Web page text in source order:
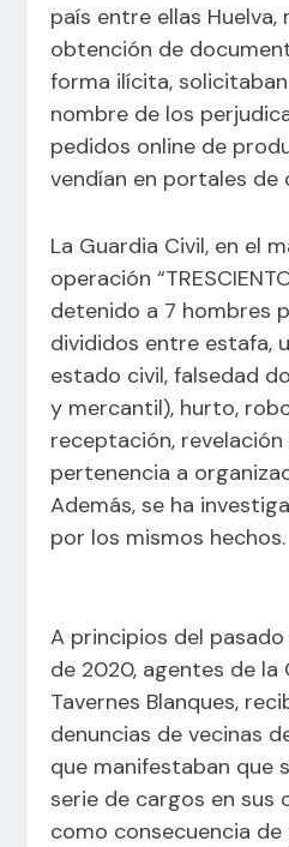
país entre ellas Huelva,
obtención de
forma ilícita,
nombre de los
pedidos online de
vendían en portales de
La Guardia Civil, en el
operación
detenido a 7 hombres
divididos entre estafa,
estado civil, falsedad
y mercantil), hurto,
receptación,
pertenencia a
Además, se ha
por los mismos hechos.
A principios del
de 2020, agentes de la
Tavernes Blanques,
denuncias de vecinas
que manifestaban que
serie de cargos en sus
como consecuencia